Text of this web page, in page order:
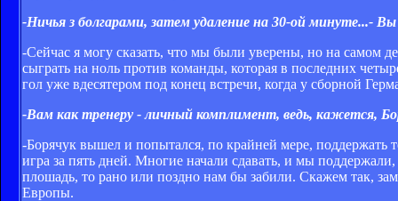
-Ничья з болгарами, затем удаление на 30-ой минуте...-
-Сейчас я могу сказать, что мы были уверены, но на самом
сыграть на ноль против команды, которая в последних
гол уже вдесятером под конец встречи, когда у сборной
-Вам как тренеру - личный комплимент, ведь, кажется,
-Борячук вышел и попытался, по крайней мере, поддержать
игра за пять дней. Многие начали сдавать, и мы
плошадь, то рано или поздно нам бы забили. Скажем так,
Европы.